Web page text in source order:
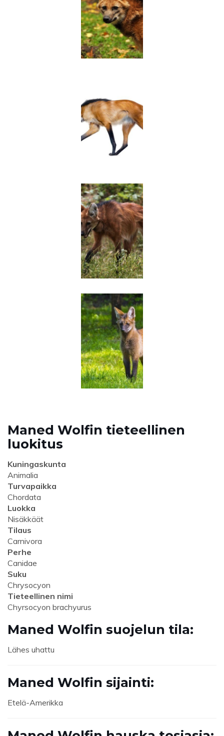
Maned Wolfin tieteellinen
luokitus
Kuningaskunta
Animalia
Turvapaikka
Chordata
Luokka
Nisäkkäät
Tilaus
Carnivora
Perhe
Canidae
Suku
Chrysocyon
Tieteellinen nimi
Chyrsocyon brachyurus
Maned Wolfin suojelun tila:
Lähes uhattu
Maned Wolfin sijainti:
Etelä-Amerikka